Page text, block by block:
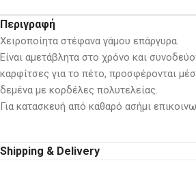
Περιγραφή
Χειροποίητα στέφανα γάμου επάργυρα.
Είναι αμετάβλητα στο χρόνο και
καρφίτσες για το πέτο, προσφέρονται
δεμένα με κορδέλες πολυτελείας.
Για κατασκευή από καθαρό ασήμι
Shipping & Delivery